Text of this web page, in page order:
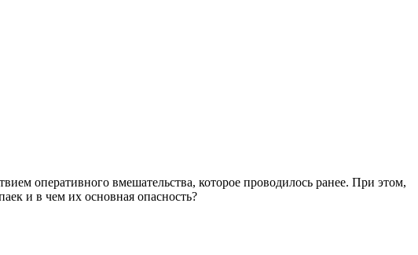
оперативного вмешательства, которое проводилось ранее. При этом,
и в чем их основная опасность?